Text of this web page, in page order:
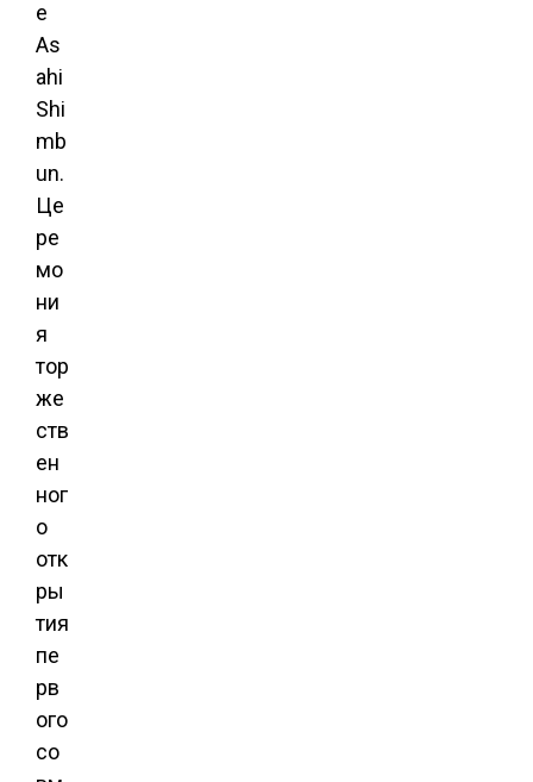
е
As
ahi
Shi
mb
un.
Це
ре
мо
ни
я
тор
же
ств
ен
ног
о
отк
ры
тия
пе
рв
ого
со